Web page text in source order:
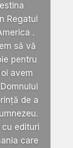
Regatul
.
să vă
pentru
avem
de a
cu edituri
care